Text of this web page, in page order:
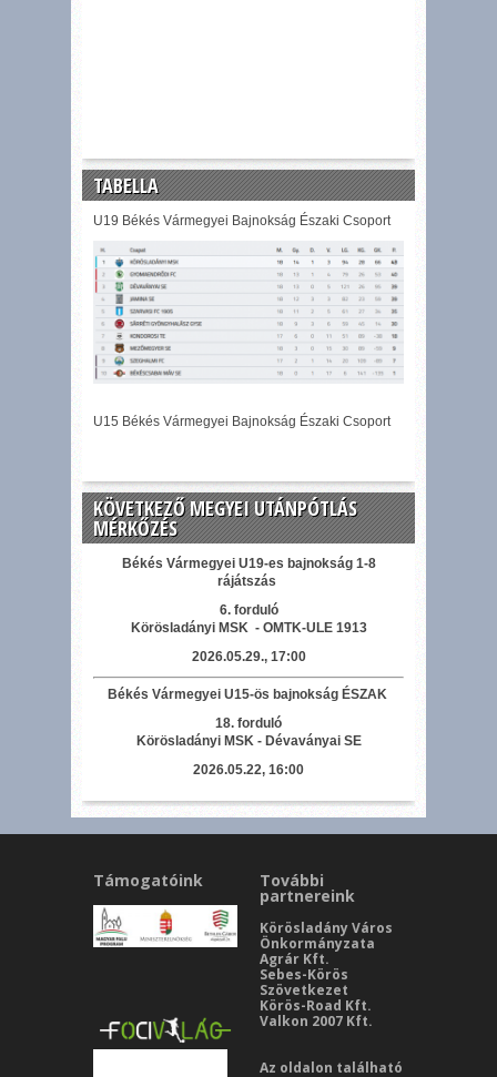
TABELLA
U19 Békés Vármegyei Bajnokság Északi Csoport
U15 Békés Vármegyei Bajnokság Északi Csoport
KÖVETKEZŐ MEGYEI UTÁNPÓTLÁS
MÉRKŐZÉS
Békés Vármegyei U19-es bajnokság 1-8
rájátszás
6. forduló
Körösladányi MSK - OMTK-ULE 1913
2026.05.29., 17:00
Békés Vármegyei U15-ös bajnokság ÉSZAK
18. forduló
Körösladányi MSK - Dévaványai SE
2026.05.22, 16:00
Támogatóink További
partnereink
Körösladány Város
Önkormányzata
Agrár Kft.
Sebes-Körös
Szövetkezet
Körös-Road Kft.
Valkon 2007 Kft.
Az oldalon található